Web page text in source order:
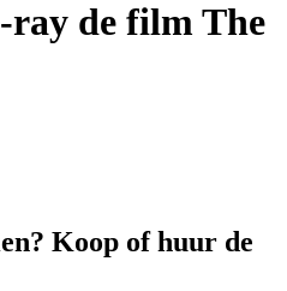
de film The
Koop of huur de